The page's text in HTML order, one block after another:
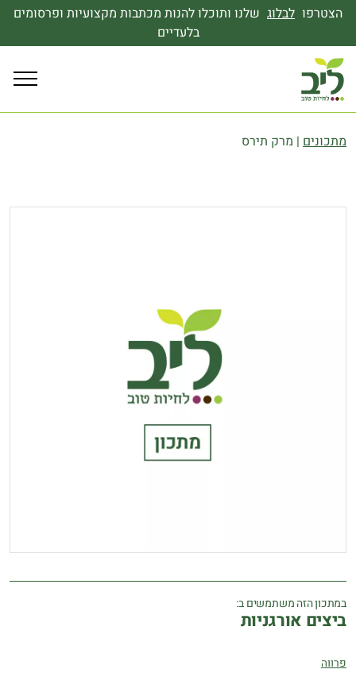
הצטרפו לבלוג שלנו ותוכלו להנות מכתבות מקצועיות ופרסומים
בלעדיים
מתכונים | מרק תירס
במתכון הזה משתמשים ב:
ביצים אורגניות
פרווה